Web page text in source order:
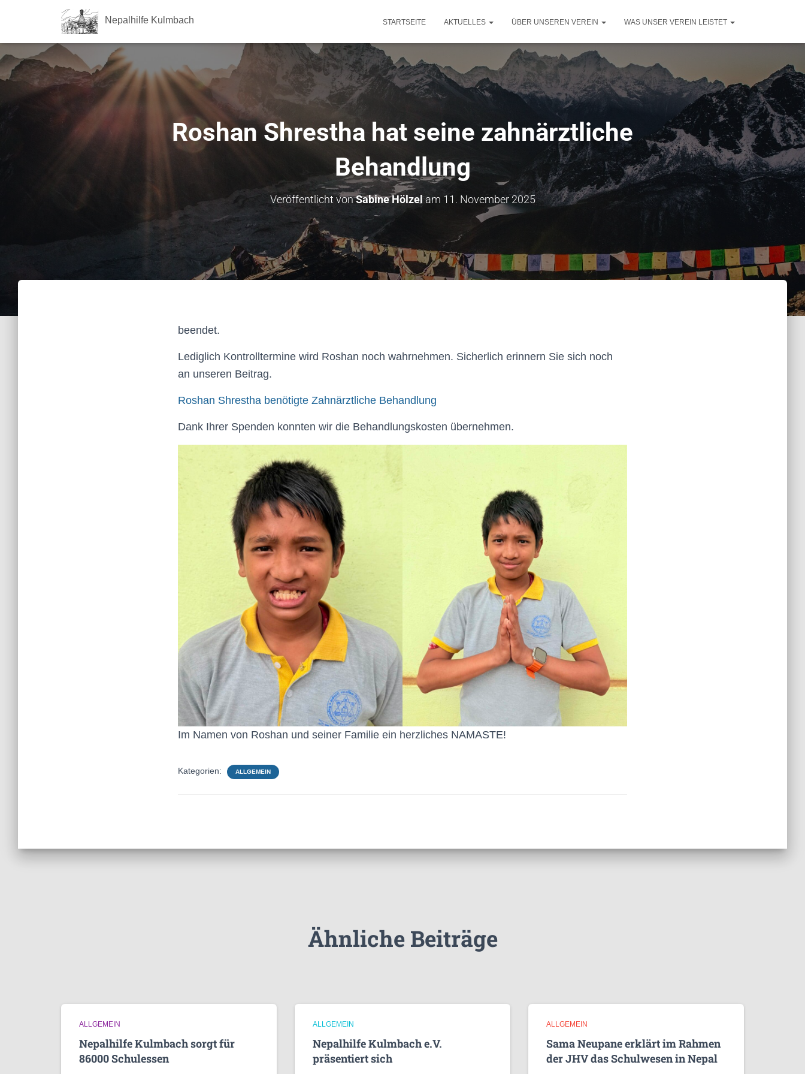
Nepalhilfe Kulmbach STARTSEITE AKTUELLES ÜBER UNSEREN VEREIN WAS UNSER VEREIN LEISTET
Roshan Shrestha hat seine zahnärztliche
Behandlung
Veröffentlicht vonSabine Hölzel am 11. November 2025
beendet.
Lediglich Kontrolltermine wird Roshan noch wahrnehmen. Sicherlich erinnern Sie sich noch
an unseren Beitrag.
Roshan Shrestha benötigte Zahnärztliche Behandlung
Dank Ihrer Spenden konnten wir die Behandlungskosten übernehmen.
Im Namen von Roshan und seiner Familie ein herzliches NAMASTE!
Kategorien: ALLGEMEIN
Ähnliche Beiträge
ALLGEMEIN
Nepalhilfe Kulmbach sorgt für
86000 Schulessen
ALLGEMEIN
Nepalhilfe Kulmbach e.V.
präsentiert sich
ALLGEMEIN
Sama Neupane erklärt im Rahmen
der JHV das Schulwesen in Nepal